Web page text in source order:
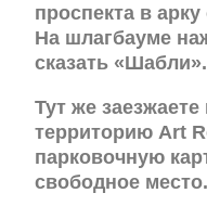
проспекта в
На шлагбауме
сказать «Шабли».
Тут же
территорию Art
парковочную
свободное место.